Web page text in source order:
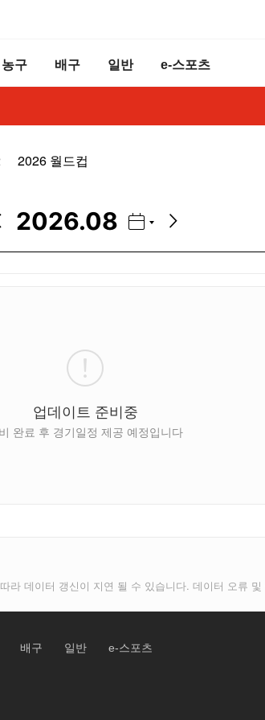
농구 배구 일반 e-스포츠
2026 월드컵
2026.08
업데이트 준비중
완료 후 경기일정 제공 예정입니다
라 데이터 갱신이 지연 될 수 있습니다. 데이터 오류
배구 일반 e-스포츠